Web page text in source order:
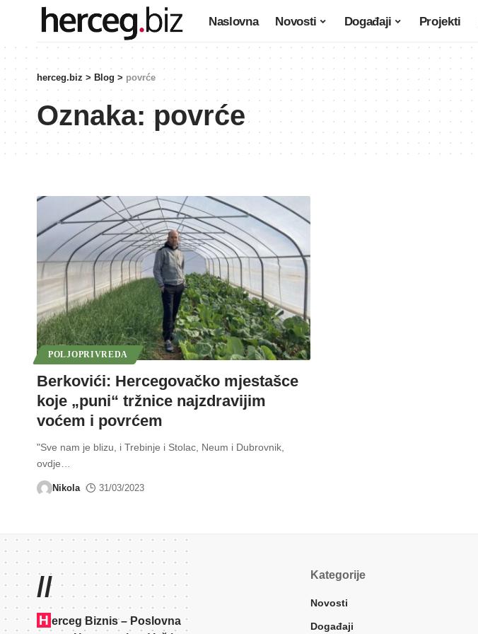
Naslovna Novosti Događaji Projekti
herceg.biz > Blog > povrće
Oznaka:povrće
POLJOPRIVREDA
Berkovići: Hercegovačko mjestašce
koje „puni“ tržnice najzdravijim
voćem i povrćem
"Sve nam je blizu, i Trebinje i Stolac, Neum i Dubrovnik,
ovdje
Nikola 31/03/2023
//
H erceg Biznis – Poslovna
Kategorije
Novosti
Događaji